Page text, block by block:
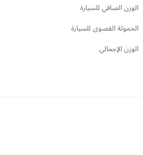
الوزن الصافي للسيارة
الحمولة القصوى للسيارة
الوزن الإجمالي